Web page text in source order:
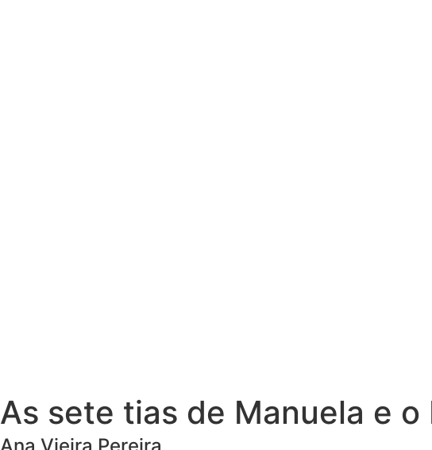
As sete tias de Manuela e